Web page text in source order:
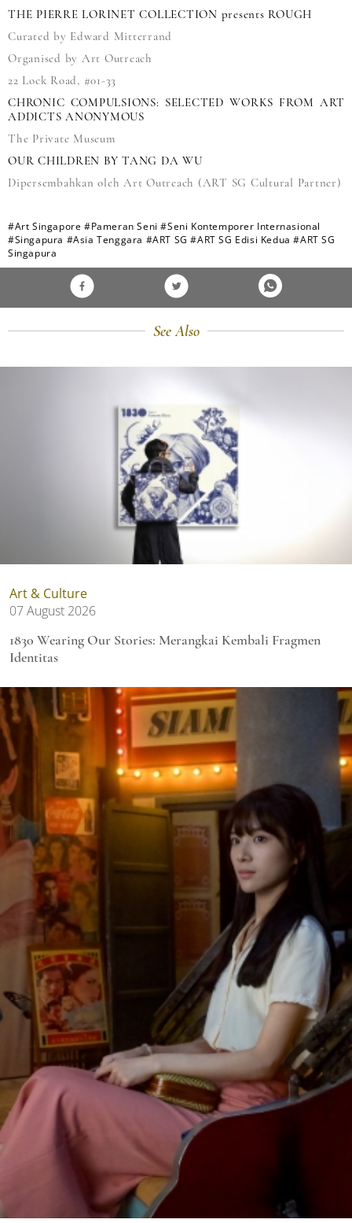
THE PIERRE LORINET COLLECTION presents ROUGH
Curated by Edward Mitterrand
Organised by Art Outreach
22 Lock Road, #01-33
CHRONIC COMPULSIONS: SELECTED WORKS FROM ART
ADDICTS ANONYMOUS
The Private Museum
OUR CHILDREN BY TANG DA WU
Dipersembahkan oleh Art Outreach (ART SG Cultural Partner)
#Art Singapore #Pameran Seni #Seni Kontemporer Internasional
#Singapura #Asia Tenggara #ART SG #ART SG Edisi Kedua #ART SG
Singapura
See Also
Art & Culture
07 August 2026
1830 Wearing Our Stories: Merangkai Kembali Fragmen
Identitas